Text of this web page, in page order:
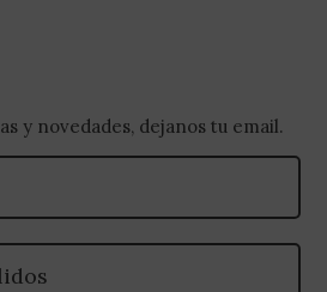
y novedades, dejanos tu email.